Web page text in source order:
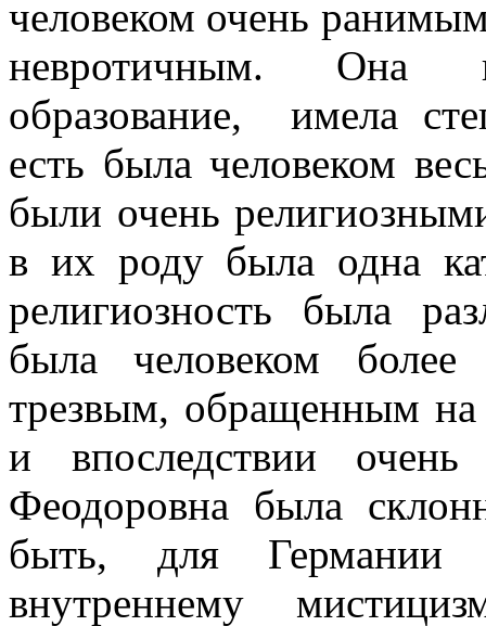
человеком очень
невротичным. Она
образование, имела
есть была человеком
были очень
в их роду была одна
религиозность была
была человеком
трезвым, обращенным
и впоследствии
Феодоровна была
быть, для Германии
внутреннему